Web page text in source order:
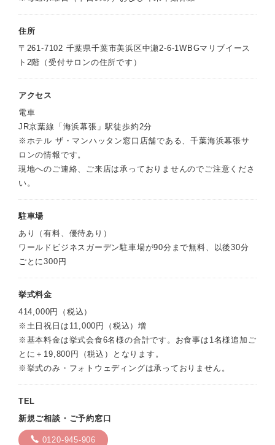
住所
〒261-7102 千葉県千葉市美浜区中瀬2-6-1WBGマリブイース
ト2階（受付サロンの住所です）
アクセス
電車
JR京葉線「海浜幕張」駅徒歩約2分
※ホテル ザ・マンハッタン窓口店舗である、千葉海浜幕張サ
ロンの情報です。
現地へのご連絡、ご来店は承っておりませんのでご注意くださ
い。
駐車場
あり（有料、優待あり）
ワールドビジネスガーデン駐車場が90分まで無料、以後30分
ごとに300円
挙式料金
414,000円（税込）
※土日祝日は11,000円（税込）増
※基本料金は挙式会食6名様の合計です。お食事は1名様追加ご
とに＋19,800円（税込）となります。
※挙式のみ・フォトウェディングは承っておりません。
TEL
新規ご相談・ご予約窓口
0120-945-906